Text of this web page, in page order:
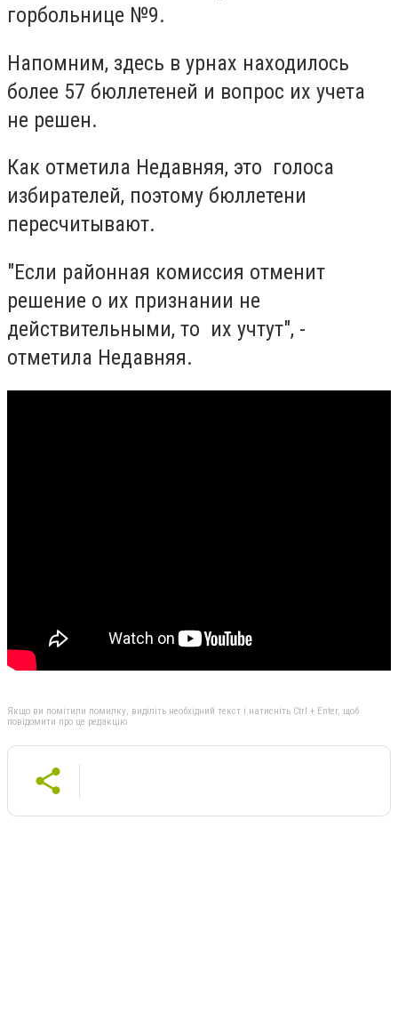
горбольнице №9.
Напомним, здесь в урнах находилось
более 57 бюллетеней и вопрос их учета
не решен.
Как отметила Недавняя, это голоса
избирателей, поэтому бюллетени
пересчитывают.
"Если районная комиссия отменит
решение о их признании не
действительными, то их учтут", -
отметила Недавняя.
Якщо ви помітили помилку, виділіть необхідний текст і натисніть Ctrl + Enter, щоб
повідомити про це редакцію